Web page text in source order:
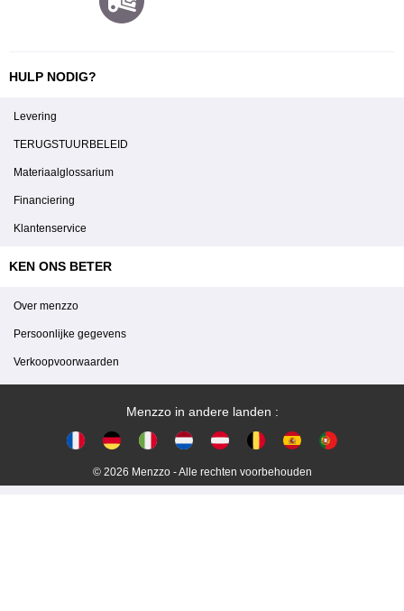
HULP NODIG?
Levering
TERUGSTUURBELEID
Materiaalglossarium
Financiering
Klantenservice
KEN ONS BETER
Over menzzo
Persoonlijke gegevens
Verkoopvoorwaarden
Menzzo in andere landen :
© 2026 Menzzo - Alle rechten voorbehouden